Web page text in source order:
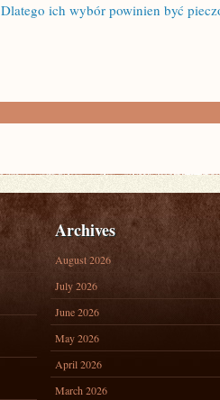
ich wybór powinien być
Archives
August 2026
July 2026
June 2026
May 2026
April 2026
March 2026